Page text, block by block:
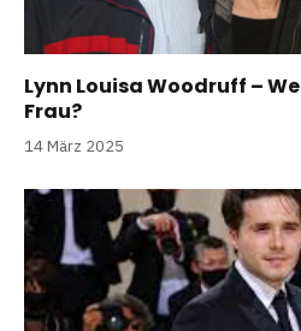
Lynn Louisa Woodruff –
Frau?
14 März 2025